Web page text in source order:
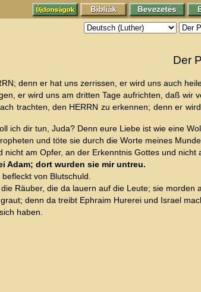
Der
denn er hat uns zerrissen, er wird uns auch
er wird uns am dritten Tage aufrichten, daß wir
trachten, den HERRN zu erkennen; denn er
ich dir tun, Juda? Denn eure Liebe ist wie eine
und töte sie durch die Worte meines
am Opfer, an der Erkenntnis Gottes und nicht
Adam; dort wurden sie mir untreu.
von Blutschuld.
Räuber, die da lauern auf die Leute; sie
denn da treibt Ephraim Hurerei und Israel
haben.